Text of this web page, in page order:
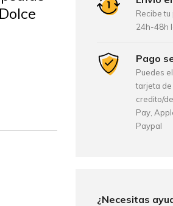
Recibe
24h-48h
Pago
Puedes
tarjeta de
credito/
Pay,
Paypal
¿Necesitas